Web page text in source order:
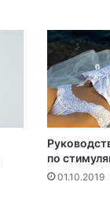
по
01.10.2019